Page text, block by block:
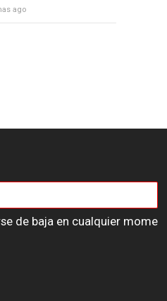
ago
de baja en cualquier mome